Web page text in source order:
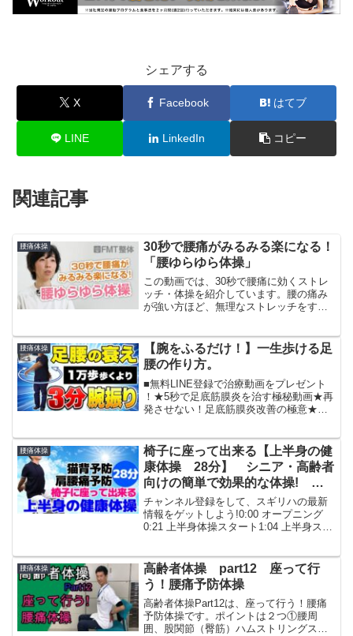
シェアする
X Facebook はてブ
LINE LinkedIn コピー
関連記事
腰痛体操
30秒で腰痛がみるみる楽になる！
「腰ゆらゆら体操」
この動画では、30秒で腰痛に効くストレ
ッチ・体操を紹介しています。腰の痛み
が強い方ほど、無理なストレッチをする
を試してみてくださいね。●FMT整体が制
作した腰痛解消グッ...
腰痛体操
【腕をふるだけ！】一生歩ける足
腰の作り方。
■無料LINE登録で治療動画をプレゼント
！★5秒で足底筋膜炎を治す極秘動画★再
発させない！足底筋膜炎改善の極意★慢
さい）】一おすすめ動画-URL URL URL
最新...
腰痛体操
椅子に座って出来る【上半身の健
康体操 28分】 シニア・高齢者
向けの簡単で効果的な体操! 自
宅や高齢者施設やデイサービスで
そのまま流して使える!!
チャンネル登録をして、スギリハの最新
情報をゲットしよう!0:00 オープニング
0:21 上半身体操スタート1:04 上半身スト
防体操解りやすい...
腰痛体操
高齢者体操 part12 座って行
う！腰痛予防体操
高齢者体操Part12は、座って行う！腰痛
予防体操です。ポイントは２つ①腰周
囲、股関節（臀筋）ハムストリングスの